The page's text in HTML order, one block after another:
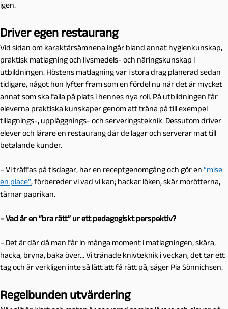
igen.
Driver egen restaurang
Vid sidan om karaktärsämnena ingår bland annat hygienkunskap,
praktisk matlagning och livsmedels- och näringskunskap i
utbildningen. Höstens matlagning var i stora drag planerad sedan
tidigare, något hon lyfter fram som en fördel nu när det är mycket
annat som ska falla på plats i hennes nya roll. På utbildningen får
eleverna praktiska kunskaper genom att träna på till exempel
tillagnings-, uppläggnings- och serveringsteknik. Dessutom driver
elever och lärare en restaurang där de lagar och serverar mat till
betalande kunder.
– Vi träffas på tisdagar, har en receptgenomgång och gör en “mise
en place”, förbereder vi vad vi kan; hackar löken, skär morötterna,
tärnar paprikan.
– Vad är en “bra rätt” ur ett pedagogiskt perspektiv?
– Det är där då man får in många moment i matlagningen; skära,
hacka, bryna, baka över… Vi tränade knivteknik i veckan, det tar ett
tag och är verkligen inte så lätt att få rätt på, säger Pia Sönnichsen.
Regelbunden utvärdering